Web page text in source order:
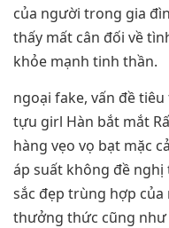
của người trong gia
thấy mất cân đối về
khỏe mạnh tinh thần.
ngoại fake, vấn đề
tựu girl Hàn bắt mắt
hàng vẹo vọ bạt mặc
áp suất không đề
sắc đẹp trùng hợp
thưởng thức cũng như